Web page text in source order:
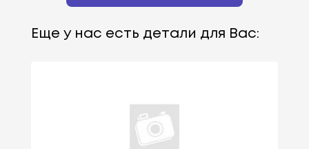
Еще у нас есть детали для Вас: